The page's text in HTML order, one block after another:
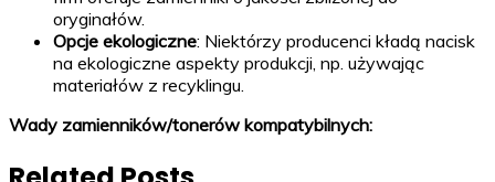
oryginałów.
Opcje ekologiczne: Niektórzy producenci kładą nacisk
na ekologiczne aspekty produkcji, np. używając
materiałów z recyklingu.
Wady zamienników/tonerów kompatybilnych: